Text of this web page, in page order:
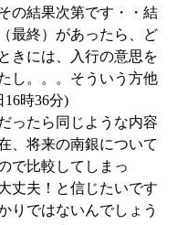
の結果次第です・・結
最終）があったら、ど
きには、入行の意思を
し。。。そういう方他
時36分)
ったら同じような内容
、将来の南銀について
で比較してしまっ
丈夫！と信じたいです
りではないんでしょう